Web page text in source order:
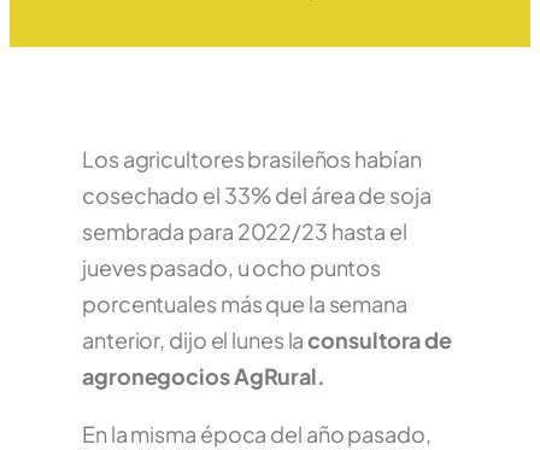
Los agricultores brasileños habían
cosechado el 33% del área de soja
sembrada para 2022/23 hasta el
jueves pasado, u ocho puntos
porcentuales más que la semana
anterior, dijo el lunes laconsultora de
agronegocios AgRural.
En la misma época del año pasado,